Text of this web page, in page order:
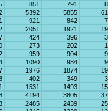
851 791
5392 5855
921 842
2051 1921
424 396
273 202
959 904
1090 984
1976 1874
402 349
1531 1493
4194 3805
2485 2439